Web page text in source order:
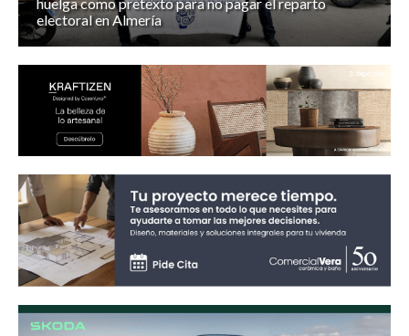
huelga como pretexto para no pagar el reparto
electoral en Almería